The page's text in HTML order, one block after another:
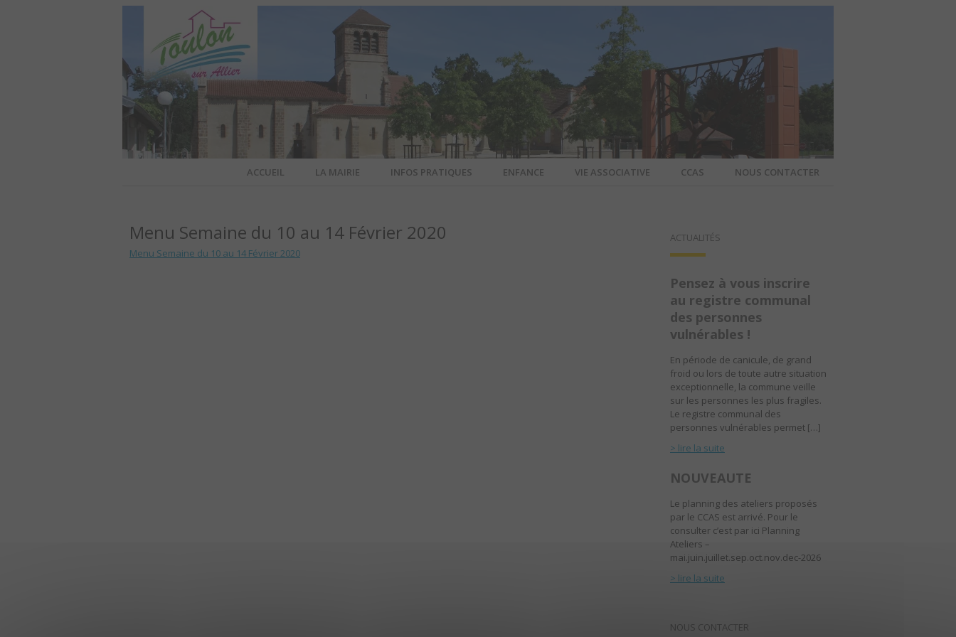
TOULON-SUR-ALLIER – SITE
OFFICIEL DE LA COMMUNE
ACCUEIL LA MAIRIE INFOS PRATIQUES ENFANCE VIE ASSOCIATIVE CCAS NOUS CONTACTER
Menu Semaine du 10 au 14 Février 2020
Menu Semaine du 10 au 14 Février 2020
ACTUALITÉS
Pensez à vous inscrire
au registre communal
des personnes
vulnérables !
En période de canicule, de grand
froid ou lors de toute autre situation
exceptionnelle, la commune veille
sur les personnes les plus fragiles.
Le registre communal des
personnes vulnérables permet […]
> lire la suite
NOUVEAUTE
Le planning des ateliers proposés
par le CCAS est arrivé. Pour le
consulter c’est par ici Planning
Ateliers –
mai.juin.juillet.sep.oct.nov.dec-2026
> lire la suite
NOUS CONTACTER